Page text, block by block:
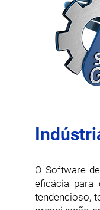
O Software
eficácia para
tendencioso,